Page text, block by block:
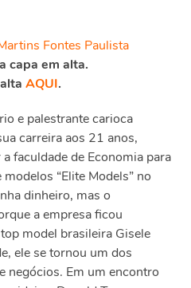
Fontes Paulista
capa em alta.
altaAQUI.
e palestrante carioca
carreira aos 21 anos,
faculdade de Economia para
“Elite Models” no
dinheiro, mas o
a empresa ficou
model brasileira Gisele
ele se tornou um dos
negócios. Em um encontro